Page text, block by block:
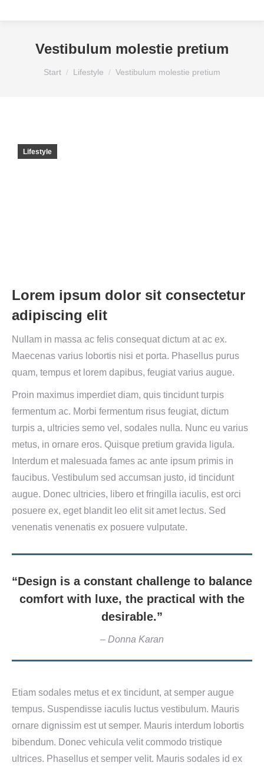
Vestibulum molestie pretium
Sie befinden sich hier:
Start Lifestyle Vestibulum molestie pretium
Lifestyle
Lorem ipsum dolor sit consectetur
adipiscing elit
Nullam in massa ac felis consequat dictum at ac ex.
Maecenas varius lobortis nisi et porta. Phasellus purus
quam, tempus et lorem dapibus, feugiat varius augue.
Proin maximus imperdiet diam, quis tincidunt turpis
fermentum ac. Morbi fermentum risus feugiat, dictum
turpis a, ultricies semo vel, sodales nulla. Nunc eu varius
metus, in ornare eros. Quisque pretium gravida ligula.
Interdum et malesuada fames ac ante ipsum primis in
faucibus. Vestibulum sed accumsan justo, id tincidunt
augue. Donec ultricies, libero et fringilla iaculis, est orci
posuere ex, eget blandit leo elit sit amet lectus. Sed
venenatis venenatis ex posuere vulputate.
“Design is a constant challenge to balance
comfort with luxe, the practical with the
desirable.”
– Donna Karan
Etiam sodales metus et ex tincidunt, at semper augue
tempus. Suspendisse iaculis luctus vestibulum. Mauris
ornare dignissim est ut semper. Mauris interdum lobortis
bibendum. Donec vehicula velit commodo tristique
ultrices. Phasellus et semper velit. Mauris sodales id ex